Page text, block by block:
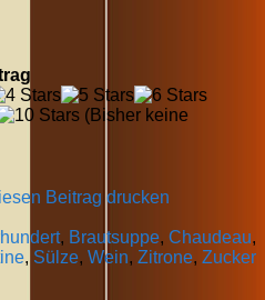
(Bisher keine
Beitrag drucken
, Brautsuppe, Chaudeau,
, Sülze, Wein, Zitrone, Zucker